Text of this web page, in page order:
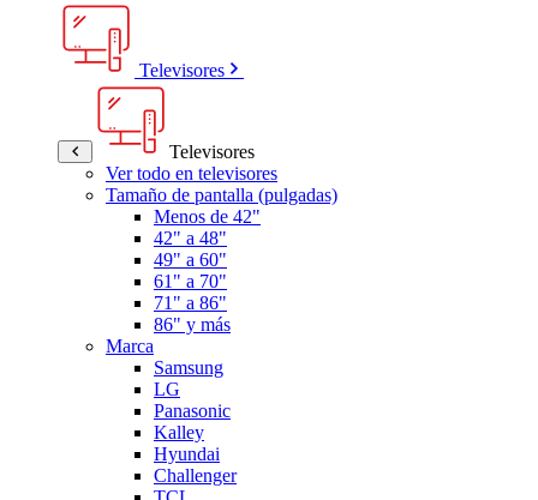
Televisores
Televisores
Ver todo en televisores
Tamaño de pantalla (pulgadas)
Menos de 42"
42" a 48"
49" a 60"
61" a 70"
71" a 86"
86" y más
Marca
Samsung
LG
Panasonic
Kalley
Hyundai
Challenger